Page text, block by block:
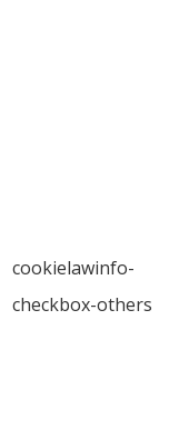
cookielawinfo-
checkbox-others